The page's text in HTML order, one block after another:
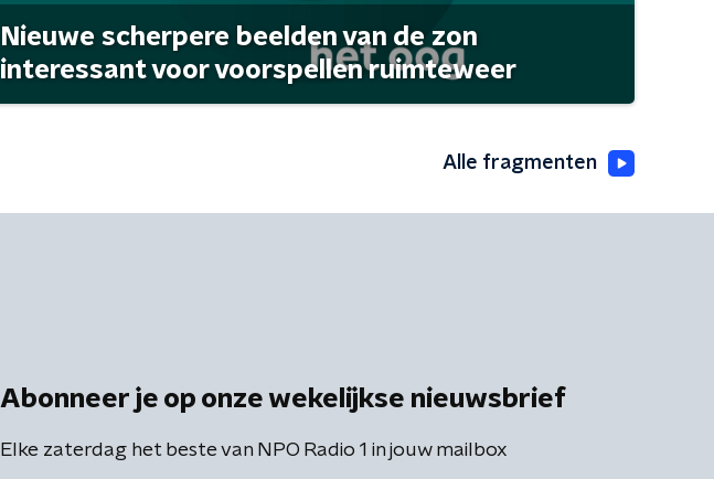
Nieuwe scherpere beelden van de zon
interessant voor voorspellen ruimteweer
Alle fragmenten
Abonneer je op onze wekelijkse nieuwsbrief
Elke zaterdag het beste van NPO Radio 1 in jouw mailbox